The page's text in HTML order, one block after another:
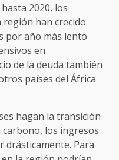
2020, los
han crecido
por año más lento
en
de la deuda también
países del África
hagan la transición
los ingresos
Para